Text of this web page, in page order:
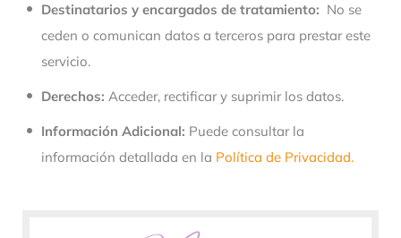
Destinatarios y encargados de tratamiento: No se
ceden o comunican datos a terceros para prestar este
servicio.
Derechos: Acceder, rectificar y suprimir los datos.
Información Adicional: Puede consultar la
información detallada en la Política de Privacidad.